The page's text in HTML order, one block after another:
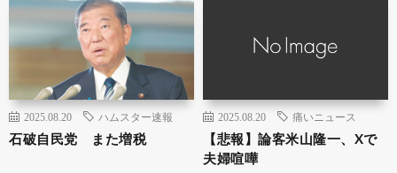
2025.08.20 ハムスター速報
石破自民党 また増税
2025.08.20 痛いニュース
【悲報】論客米山隆一、Xで
夫婦喧嘩